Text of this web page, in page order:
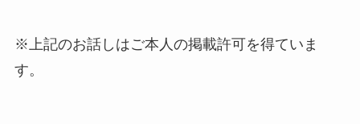
※上記のお話しはご本人の掲載許可を得ていま
す。